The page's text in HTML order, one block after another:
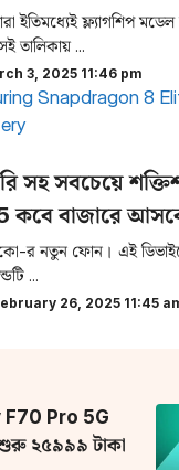
ইতিমধ্যেই ফ্ল্যাগশিপ
তালিকায় ...
3, 2025 11:46 pm
সহ সবচেয়ে
কবে বাজারে
র নতুন ফোন। এই
...
26, 2025 11:45
Pro 5G
২৫৯৯৯ টাকা